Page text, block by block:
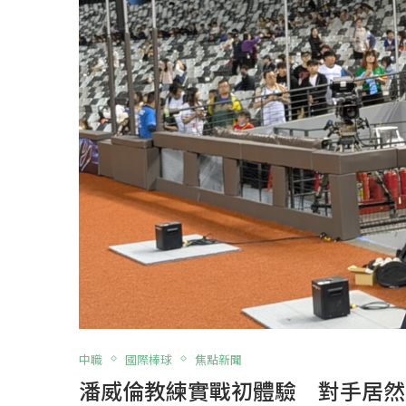
中職 國際棒球 焦點新聞
潘威倫教練實戰初體驗 對手居